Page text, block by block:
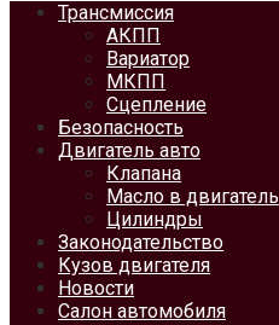
Трансмиссия
АКПП
Вариатор
МКПП
Сцепление
Безопасность
Двигатель авто
Клапана
Масло в двигатель
Цилиндры
Законодательство
Кузов двигателя
Новости
Салон автомобиля